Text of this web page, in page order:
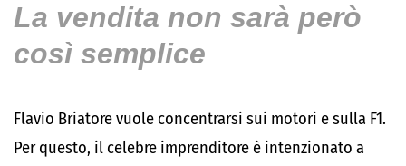
La vendita non sarà però
così semplice
Flavio Briatore vuole concentrarsi sui motori e sulla F1.
Per questo, il celebre imprenditore è intenzionato a